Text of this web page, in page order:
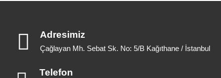
Adresimiz
Çağlayan Mh. Sebat Sk. No: 5/B Kağıthane / İstanbul
Telefon